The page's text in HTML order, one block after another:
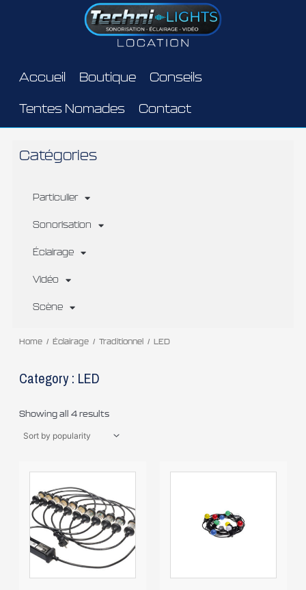
Accueil Boutique Conseils
Tentes Nomades Contact
Catégories
Particulier
Sonorisation
Éclairage
Vidéo
Scène
Home/ Éclairage/ Traditionnel/ LED
Category : LED
Showing all 4 results